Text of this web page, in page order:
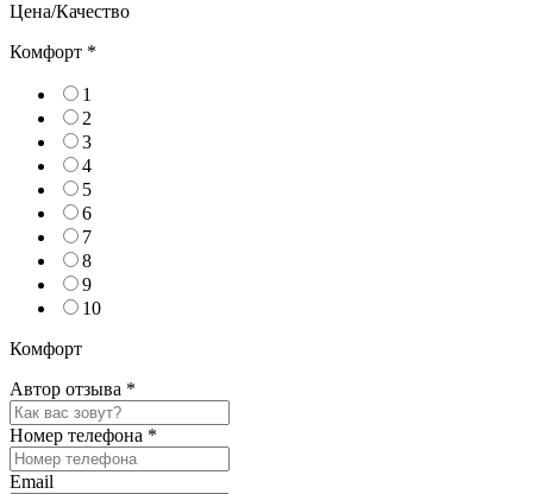
Цена/Качество
Комфорт *
1
2
3
4
5
6
7
8
9
10
Комфорт
Автор отзыва *
Номер телефона *
Email